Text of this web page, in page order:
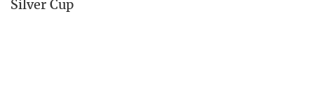
Silver Cup